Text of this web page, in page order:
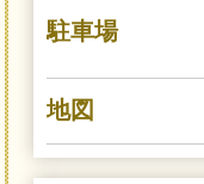
駐車場
地図